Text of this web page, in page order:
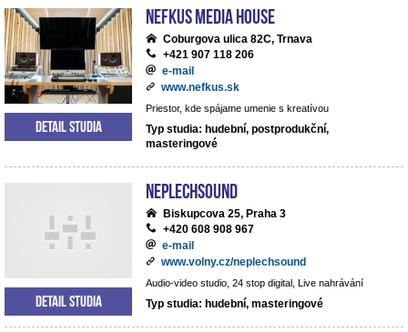
NEFKUS Media House
Coburgova ulica 82C, Trnava
+421 907 118 206
e-mail
www.nefkus.sk
Priestor, kde spájame umenie s kreatívou
Typ studia: hudební, postprodukční,
masteringové
Detail studia
NEPLECHSOUND
Biskupcova 25, Praha 3
+420 608 908 967
e-mail
www.volny.cz/neplechsound
Audio-video studio, 24 stop digital, Live nahrávání
Typ studia: hudební, masteringové
Detail studia